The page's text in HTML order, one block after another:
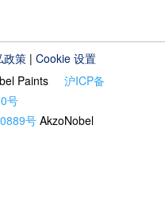
政策 |Cookie 设置
Paints沪ICP备
号
号 AkzoNobel